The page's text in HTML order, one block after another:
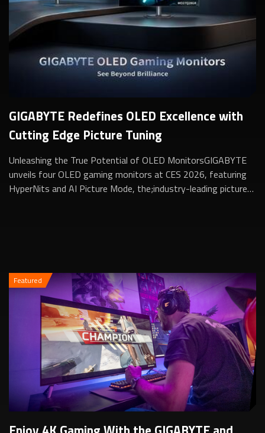
GIGABYTE Redefines OLED Excellence with
Cutting Edge Picture Tuning
Unleashing the True Potential of OLED MonitorsGIGABYTE
unveils four OLED gaming monitors at CES 2026, featuring
HyperNits and AI Picture Mode, the;industry-leading picture-
Featured